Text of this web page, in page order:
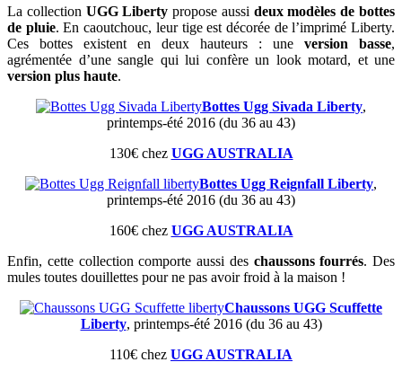
La collection UGG Liberty propose aussi deux modèles de bottes
de pluie. En caoutchouc, leur tige est décorée de l’imprimé Liberty.
Ces bottes existent en deux hauteurs : une version basse,
agrémentée d’une sangle qui lui confère un look motard, et une
version plus haute.
Bottes Ugg Sivada Liberty,
printemps-été 2016 (du 36 au 43)
130€ chez UGG AUSTRALIA
Bottes Ugg Reignfall Liberty,
printemps-été 2016 (du 36 au 43)
160€ chez UGG AUSTRALIA
Enfin, cette collection comporte aussi des chaussons fourrés. Des
mules toutes douillettes pour ne pas avoir froid à la maison !
Chaussons UGG Scuffette
Liberty, printemps-été 2016 (du 36 au 43)
110€ chez UGG AUSTRALIA